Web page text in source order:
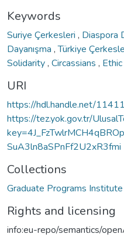
Keywords
Suriye Çerkesleri , Diaspora
Dayanışma ,Türkiye
Solidarity, Circassians ,
URI
https://hdl.handle.net/
https://tez.yok.gov.tr/
SuA3ln8aSPnFf2U2xR3fmi
Collections
Graduate Programs
Rights and licensing
info:eu-repo/semantics/